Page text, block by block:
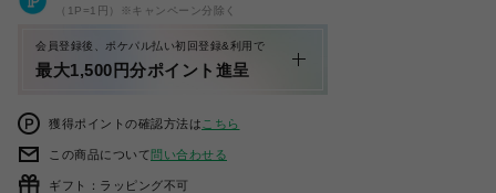
（1P=1円）※キャンペーン分除く
会員登録後、ポケパル払い初回登録&利用で
最大1,500円分ポイント進呈
獲得ポイントの確認方法は こちら
この商品について問い合わせる
ギフト：ラッピング不可